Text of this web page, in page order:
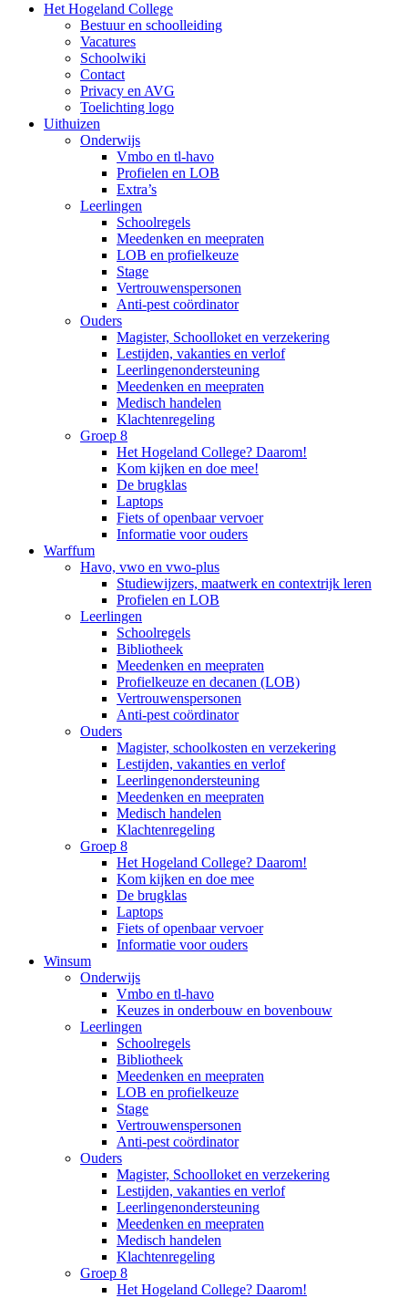
Het Hogeland College
Bestuur en schoolleiding
Vacatures
Schoolwiki
Contact
Privacy en AVG
Toelichting logo
Uithuizen
Onderwijs
Vmbo en tl-havo
Profielen en LOB
Extra’s
Leerlingen
Schoolregels
Meedenken en meepraten
LOB en profielkeuze
Stage
Vertrouwenspersonen
Anti-pest coördinator
Ouders
Magister, Schoolloket en verzekering
Lestijden, vakanties en verlof
Leerlingenondersteuning
Meedenken en meepraten
Medisch handelen
Klachtenregeling
Groep 8
Het Hogeland College? Daarom!
Kom kijken en doe mee!
De brugklas
Laptops
Fiets of openbaar vervoer
Informatie voor ouders
Warffum
Havo, vwo en vwo-plus
Studiewijzers, maatwerk en contextrijk leren
Profielen en LOB
Leerlingen
Schoolregels
Bibliotheek
Meedenken en meepraten
Profielkeuze en decanen (LOB)
Vertrouwenspersonen
Anti-pest coördinator
Ouders
Magister, schoolkosten en verzekering
Lestijden, vakanties en verlof
Leerlingenondersteuning
Meedenken en meepraten
Medisch handelen
Klachtenregeling
Groep 8
Het Hogeland College? Daarom!
Kom kijken en doe mee
De brugklas
Laptops
Fiets of openbaar vervoer
Informatie voor ouders
Winsum
Onderwijs
Vmbo en tl-havo
Keuzes in onderbouw en bovenbouw
Leerlingen
Schoolregels
Bibliotheek
Meedenken en meepraten
LOB en profielkeuze
Stage
Vertrouwenspersonen
Anti-pest coördinator
Ouders
Magister, Schoolloket en verzekering
Lestijden, vakanties en verlof
Leerlingenondersteuning
Meedenken en meepraten
Medisch handelen
Klachtenregeling
Groep 8
Het Hogeland College? Daarom!